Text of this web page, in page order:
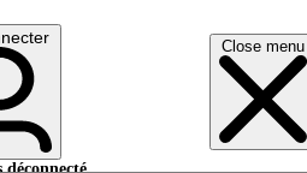
Close menu
déconnecté.